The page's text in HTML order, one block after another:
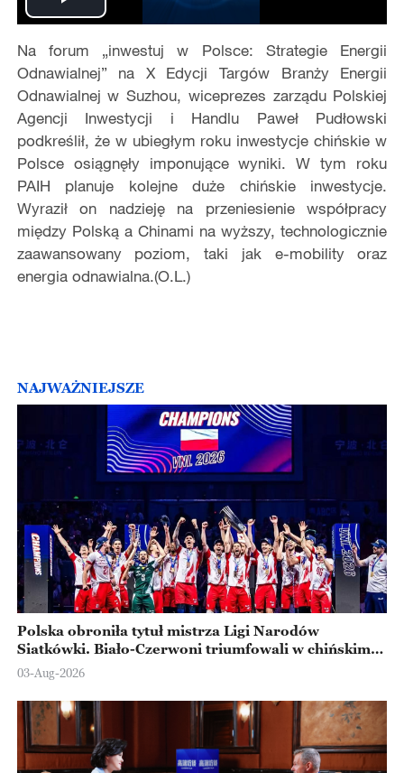
Play
Video
Na forum „inwestuj w Polsce: Strategie Energii
Odnawialnej” na X Edycji Targów Branży Energii
Odnawialnej w Suzhou, wiceprezes zarządu Polskiej
Agencji Inwestycji i Handlu Paweł Pudłowski
podkreślił, że w ubiegłym roku inwestycje chińskie w
Polsce osiągnęły imponujące wyniki. W tym roku
PAIH planuje kolejne duże chińskie inwestycje.
Wyraził on nadzieję na przeniesienie współpracy
między Polską a Chinami na wyższy, technologicznie
zaawansowany poziom, taki jak e-mobility oraz
energia odnawialna.(O.L.)
NAJWAŻNIEJSZE
Polska obroniła tytuł mistrza Ligi Narodów
Siatkówki. Biało-Czerwoni triumfowali w chińskim
Ningbo
03-Aug-2026